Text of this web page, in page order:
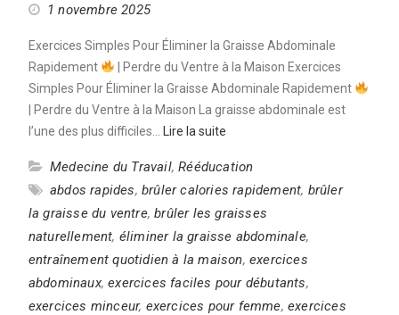
1 novembre 2025
Exercices Simples Pour Éliminer la Graisse Abdominale
Rapidement
| Perdre du Ventre à la Maison Exercices
Simples Pour Éliminer la Graisse Abdominale Rapidement
| Perdre du Ventre à la Maison La graisse abdominale est
l’une des plus difficiles…
Lire la suite
Medecine du Travail,Rééducation
abdos rapides, brûler calories rapidement, brûler
la graisse du ventre,brûler les graisses
naturellement, éliminer la graisse abdominale,
entraînement quotidien à la maison, exercices
abdominaux,exercices faciles pour débutants,
exercices minceur, exercices pour femme, exercices